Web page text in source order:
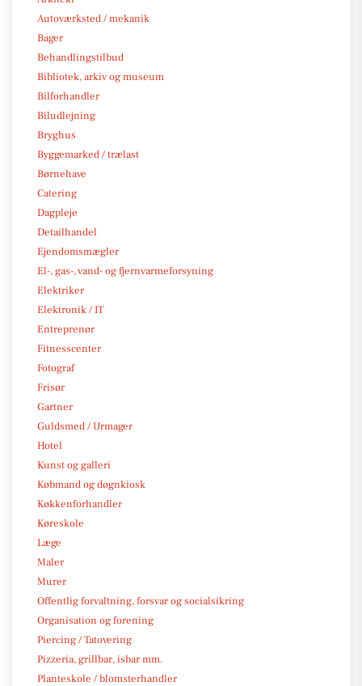
Autoværksted / mekanik
Bager
Behandlingstilbud
Bibliotek, arkiv og museum
Bilforhandler
Biludlejning
Bryghus
Byggemarked / trælast
Børnehave
Catering
Dagpleje
Detailhandel
Ejendomsmægler
El-, gas-, vand- og fjernvarmeforsyning
Elektriker
Elektronik / IT
Entreprenør
Fitnesscenter
Fotograf
Frisør
Gartner
Guldsmed / Urmager
Hotel
Kunst og galleri
Købmand og døgnkiosk
Køkkenforhandler
Køreskole
Læge
Maler
Murer
Offentlig forvaltning, forsvar og socialsikring
Organisation og forening
Piercing / Tatovering
Pizzeria, grillbar, isbar mm.
Planteskole / blomsterhandler